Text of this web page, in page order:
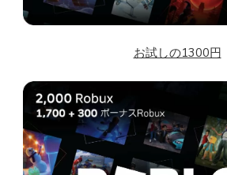
お試しの1300円